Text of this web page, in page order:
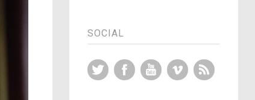
SOCIAL
Twitter FacebookYouTubeVimeo